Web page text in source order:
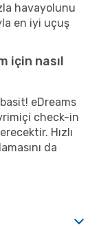
havayolunu
en iyi uçuş
için nasıl
eDreams
check-in
Hızlı
da